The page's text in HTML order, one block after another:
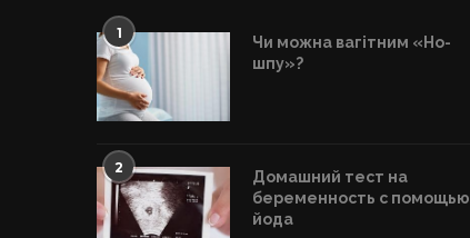
1
Чи можна вагітним «Но-
шпу»?
2
Домашний тест на
беременность с помощью
йода